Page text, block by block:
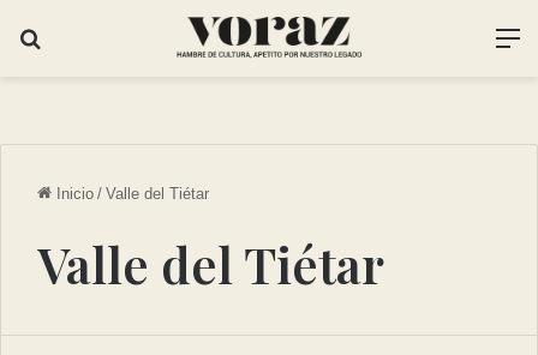
Inicio / Valle del Tiétar
Valle del Tiétar